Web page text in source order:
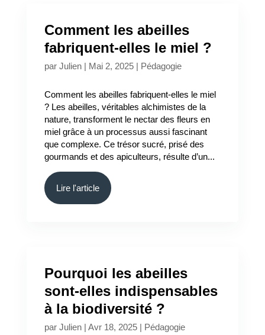
Comment les abeilles
fabriquent-elles le miel ?
par Julien| Mai 2, 2025| Pédagogie
Comment les abeilles fabriquent-elles le miel
? Les abeilles, véritables alchimistes de la
nature, transforment le nectar des fleurs en
miel grâce à un processus aussi fascinant
que complexe. Ce trésor sucré, prisé des
gourmands et des apiculteurs, résulte d’un...
Lire l'article
Pourquoi les abeilles
sont-elles indispensables
à la biodiversité ?
par Julien| Avr 18, 2025| Pédagogie